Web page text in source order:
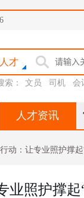
才
索： 文员 司机 会
人才资讯
动：让专业照护撑
业照护撑起